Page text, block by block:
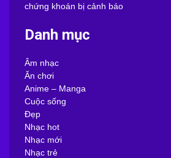
chứng khoán bị cảnh báo
Danh mục
Âm nhạc
Ăn chơi
Anime – Manga
Cuộc sống
Đẹp
Nhạc hot
Nhạc mới
Nhạc trẻ